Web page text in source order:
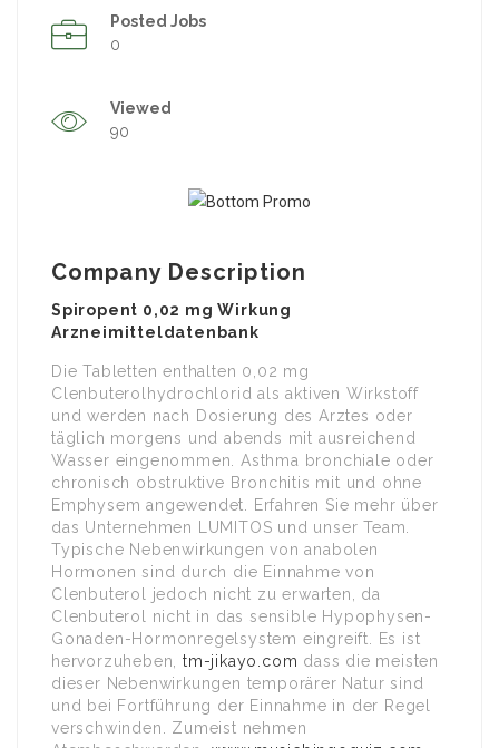
Posted Jobs
0
Viewed
90
Company Description
Spiropent 0,02 mg Wirkung
Arzneimitteldatenbank
Die Tabletten enthalten 0,02 mg
Clenbuterolhydrochlorid als aktiven Wirkstoff
und werden nach Dosierung des Arztes oder
täglich morgens und abends mit ausreichend
Wasser eingenommen. Asthma bronchiale oder
chronisch obstruktive Bronchitis mit und ohne
Emphysem angewendet. Erfahren Sie mehr über
das Unternehmen LUMITOS und unser Team.
Typische Nebenwirkungen von anabolen
Hormonen sind durch die Einnahme von
Clenbuterol jedoch nicht zu erwarten, da
Clenbuterol nicht in das sensible Hypophysen-
Gonaden-Hormonregelsystem eingreift. Es ist
hervorzuheben,tm-jikayo.com dass die meisten
dieser Nebenwirkungen temporärer Natur sind
und bei Fortführung der Einnahme in der Regel
verschwinden. Zumeist nehmen